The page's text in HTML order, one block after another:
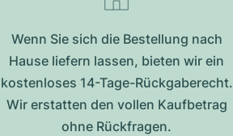
Wenn Sie sich die Bestellung nach
Hause liefern lassen, bieten wir ein
kostenloses 14-Tage-Rückgaberecht.
Wir erstatten den vollen Kaufbetrag
ohne Rückfragen.